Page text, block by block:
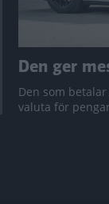
Den ger
Den som
valuta för